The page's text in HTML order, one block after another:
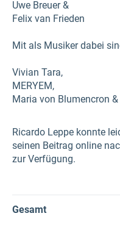
Uwe Breuer &
Felix van Frieden
Mit als Musiker dabei
Vivian Tara,
MERYEM,
Maria von Blumencron &
Ricardo Leppe konnte
seinen Beitrag online
zur Verfügung.
Gesamt